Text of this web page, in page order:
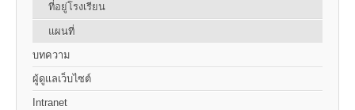
ที่อยู่โรงเรียน
แผนที่
บทความ
ผู้ดูแลเว็บไซต์
Intranet